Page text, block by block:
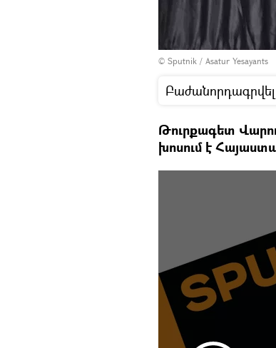
© Sputnik / Asatur Yesayants
Բաժանորդագրվել
Թուրքագետ
խոսում է